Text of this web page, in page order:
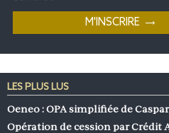
LES PLUS LUS
Oeneo : OPA simplifiée de
Opération de cession par Crédit